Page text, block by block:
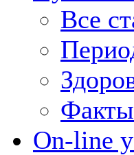
Все
Факты
On-line